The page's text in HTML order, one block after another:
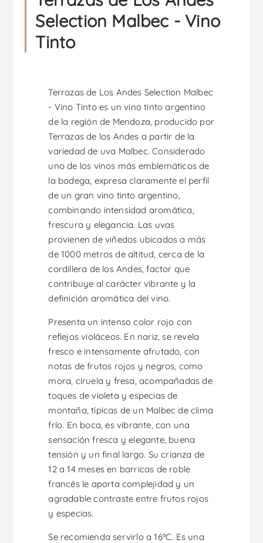
Selection Malbec - Vino
Tinto
Terrazas de Los Andes Selection Malbec
- Vino Tinto es un vino tinto argentino
de la región de Mendoza, producido por
Terrazas de los Andes a partir de la
variedad de uva Malbec. Considerado
uno de los vinos más emblemáticos de
la bodega, expresa claramente el perfil
de un gran vino tinto argentino,
combinando intensidad aromática,
frescura y elegancia. Las uvas
provienen de viñedos ubicados a más
de 1000 metros de altitud, cerca de la
cordillera de los Andes, factor que
contribuye al carácter vibrante y la
definición aromática del vino.
Presenta un intenso color rojo con
reflejos violáceos. En nariz, se revela
fresco e intensamente afrutado, con
notas de frutos rojos y negros, como
mora, ciruela y fresa, acompañadas de
toques de violeta y especias de
montaña, típicas de un Malbec de clima
frío. En boca, es vibrante, con una
sensación fresca y elegante, buena
tensión y un final largo. Su crianza de
12 a 14 meses en barricas de roble
francés le aporta complejidad y un
agradable contraste entre frutos rojos
y especias.
Se recomienda servirlo a 16ºC. Es una